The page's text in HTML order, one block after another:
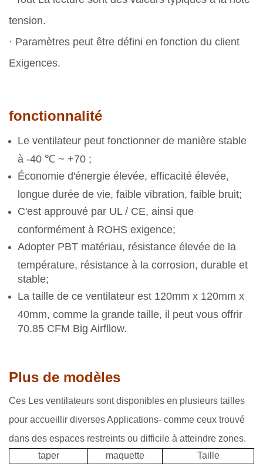
tension.
· Paramètres peut être défini en fonction du client
Exigences.
fonctionnalité
Le ventilateur peut fonctionner de manière stable
à -40 ℃ ~ +70 ;
Économie d'énergie élevée, efficacité élevée,
longue durée de vie, faible vibration, faible bruit;
C'est approuvé par UL / CE, ainsi que
conformément à ROHS exigence;
Adopter PBT matériau, résistance élevée de la
température, résistance à la corrosion, durable et
stable;
La taille de ce ventilateur est 120mm x 120mm x
40mm, comme la grande taille, il peut vous offrir
70.85 CFM Big Airfllow.
Plus de modèles
Ces Les ventilateurs sont disponibles en plusieurs tailles
pour accueillir diverses Applications- comme ceux trouvé
dans des espaces restreints ou difficile à atteindre zones.
taper
maquette Taille